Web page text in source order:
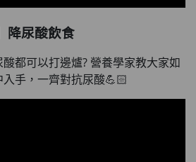
降尿酸飲食
都可以打邊爐? 營養學家教大家如
手，一齊對抗尿酸💪🏻